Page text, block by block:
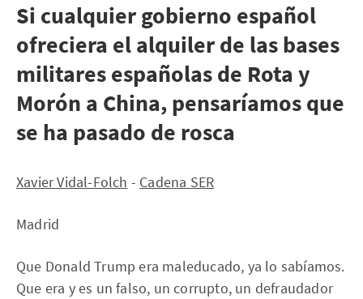
Si cualquier gobierno español
ofreciera el alquiler de las bases
militares españolas de Rota y
Morón a China, pensaríamos que
se ha pasado de rosca
Xavier Vidal-Folch - Cadena SER
Madrid
Que Donald Trump era maleducado, ya lo sabíamos.
Que era y es un falso, un corrupto, un defraudador